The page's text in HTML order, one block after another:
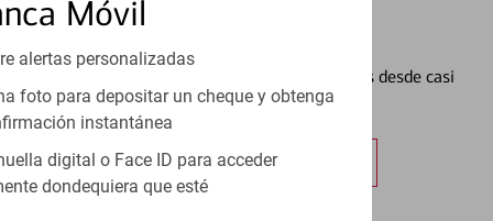
Móvil
alertas personalizadas
foto para depositar un cheque y obtenga
instantánea
digital o Face ID para acceder
dondequiera que esté
Vea cómo mantener el control de sus finanzas desde casi
cualquier lugar.
Obtener más información